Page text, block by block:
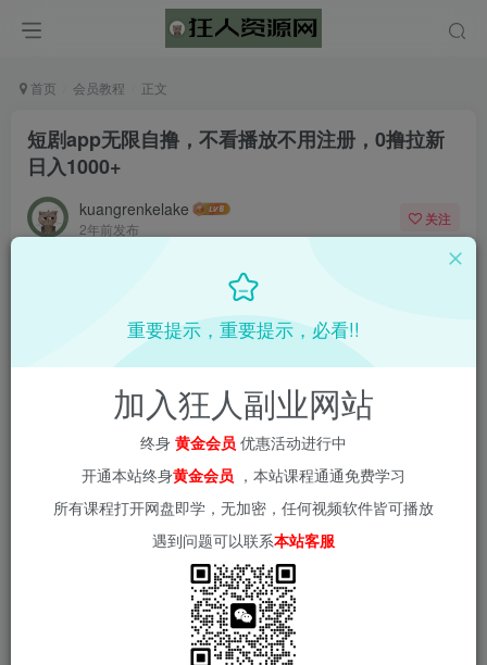
首页 会员教程 正文
短剧app无限自撸，不看播放不用注册，0撸拉新
日入1000+
kuangrenkelake
2年前发布
关注
📌 1000➕互联网副业项目教程，更多网赚项目，点击以下
重要提示，重要提示，必看!!
加入狂人副业网站
终身 黄金会员 优惠活动进行中
开通本站终身黄金会员 ，本站课程通通免费学习
所有课程打开网盘即学，无加密，任何视频软件皆可播放
遇到问题可以联系本站客服